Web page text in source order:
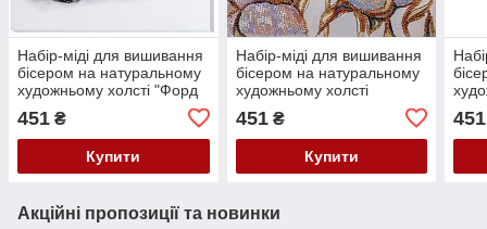
Набір-міді для вишивання
бісером на натуральному
художньому холсті "Форд
Мустанг 1967" Абрис Арт
AMB-011
451 ₴
Купити
Набір-міді для вишивання
бісером на натуральному
художньому холсті
"Ніжний дотик" Абрис Арт
AMB-090
451₴
Купити
451
Акційні пропозиції та новинки